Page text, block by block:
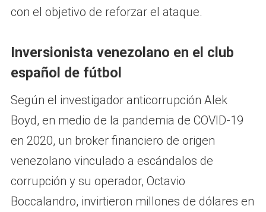
con el objetivo de reforzar el ataque.
Inversionista venezolano en el club
español de fútbol
Según el investigador anticorrupción Alek
Boyd, en medio de la pandemia de COVID-19
en 2020, un broker financiero de origen
venezolano vinculado a escándalos de
corrupción y su operador, Octavio
Boccalandro, invirtieron millones de dólares en